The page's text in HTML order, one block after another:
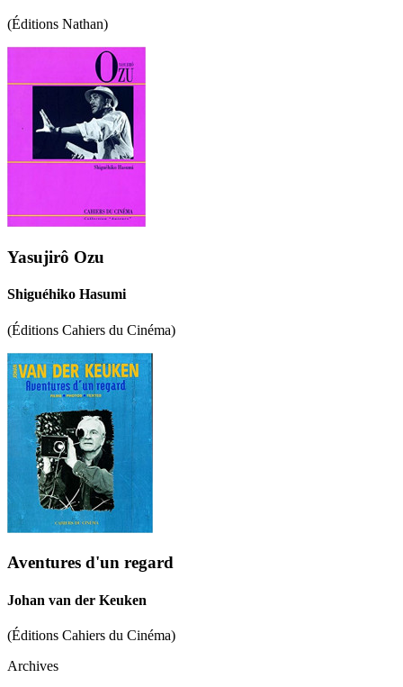
(Éditions Nathan)
Yasujirô Ozu
Shiguéhiko Hasumi
(Éditions Cahiers du Cinéma)
Aventures d'un regard
Johan van der Keuken
(Éditions Cahiers du Cinéma)
Archives